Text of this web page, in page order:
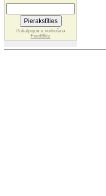
Pakalpojumu nodrošina
FeedBlitz